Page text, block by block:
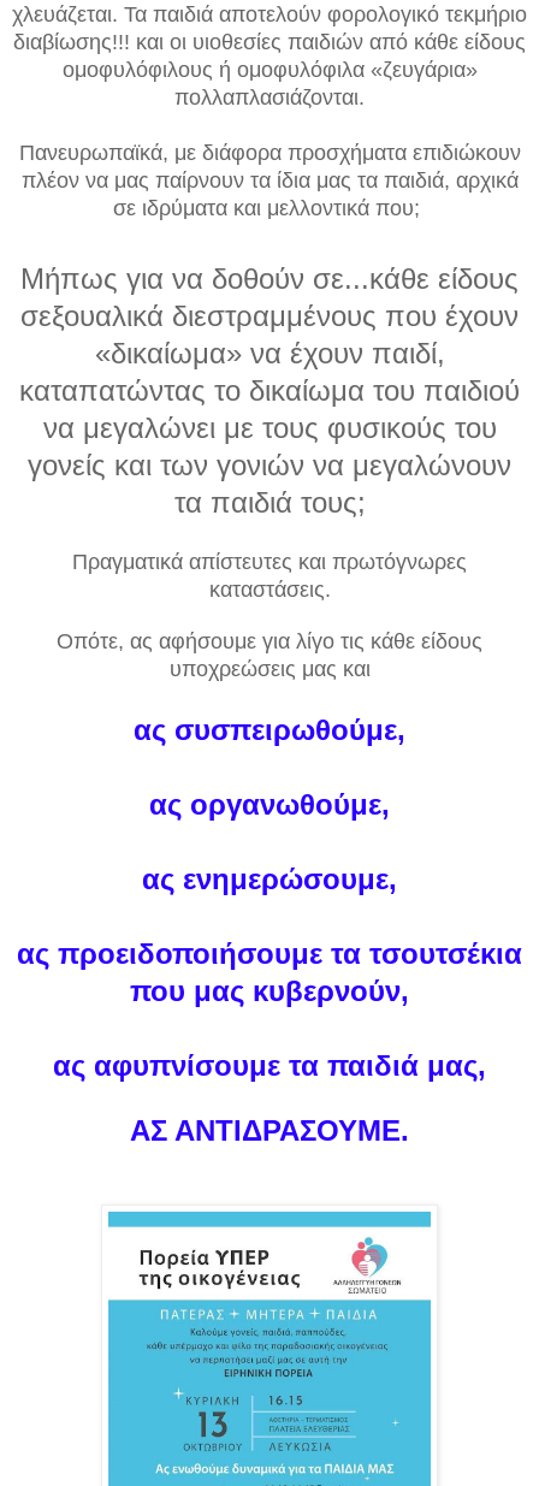
χλευάζεται. Τα παιδιά αποτελούν φορολογικό τεκμήριο
διαβίωσης!!! και οι υιοθεσίες παιδιών από κάθε είδους
ομοφυλόφιλους ή ομοφυλόφιλα «ζευγάρια»
πολλαπλασιάζονται.
Πανευρωπαϊκά, με διάφορα προσχήματα επιδιώκουν
πλέον να μας παίρνουν τα ίδια μας τα παιδιά, αρχικά
σε ιδρύματα και μελλοντικά που;
Μήπως για να δοθούν σε...κάθε είδους
σεξουαλικά διεστραμμένους που έχουν
«δικαίωμα» να έχουν παιδί,
καταπατώντας το δικαίωμα του παιδιού
να μεγαλώνει με τους φυσικούς του
γονείς και των γονιών να μεγαλώνουν
τα παιδιά τους;
Πραγματικά απίστευτες και πρωτόγνωρες
καταστάσεις.
Οπότε, ας αφήσουμε για λίγο τις κάθε είδους
υποχρεώσεις μας και
ας συσπειρωθούμε,
ας οργανωθούμε,
ας ενημερώσουμε,
ας προειδοποιήσουμε τα τσουτσέκια
που μας κυβερνούν,
ας αφυπνίσουμε τα παιδιά μας,
ΑΣ ΑΝΤΙΔΡΑΣΟΥΜΕ.